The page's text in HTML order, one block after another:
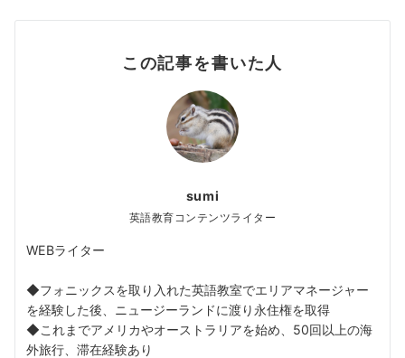
この記事を書いた人
sumi
英語教育コンテンツライター
WEBライター
◆フォニックスを取り入れた英語教室でエリアマネージャー
を経験した後、ニュージーランドに渡り永住権を取得
◆これまでアメリカやオーストラリアを始め、50回以上の海
外旅行、滞在経験あり